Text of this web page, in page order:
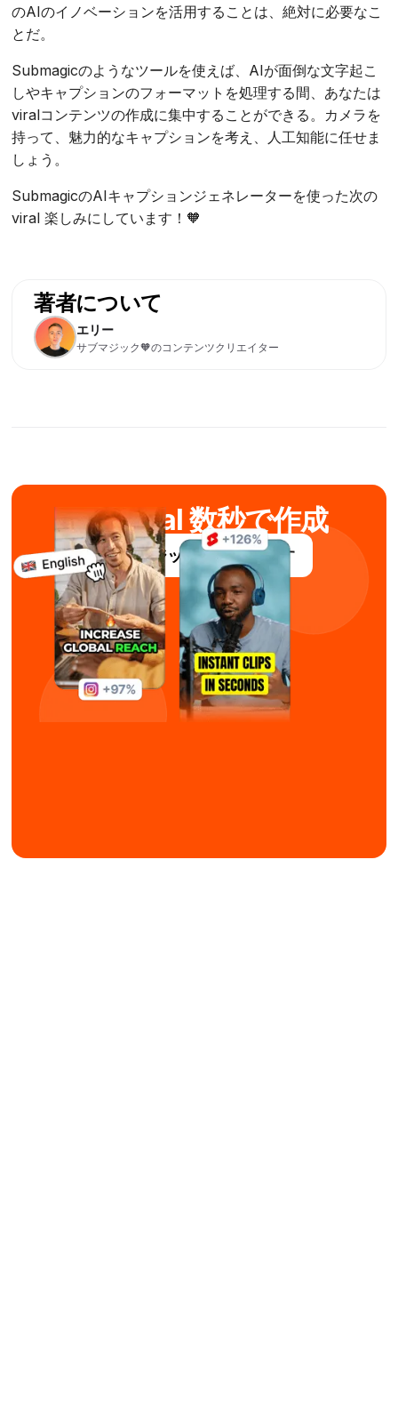
のAIのイノベーションを活用することは、絶対に必要なこ
とだ。
Submagicのようなツールを使えば、AIが面倒な文字起こ
しやキャプションのフォーマットを処理する間、あなたは
viralコンテンツの作成に集中することができる。カメラを
持って、魅力的なキャプションを考え、人工知能に任せま
しょう。
SubmagicのAIキャプションジェネレーターを使った次の
viral 楽しみにしています！🧡
著者について
エリー
サブマジック🧡のコンテンツクリエイター
AIでviral 数秒で作成
サブマジックを無料で試す